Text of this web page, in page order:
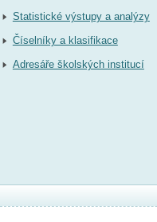
Statistické výstupy a analýzy
Číselníky a klasifikace
Adresáře školských institucí